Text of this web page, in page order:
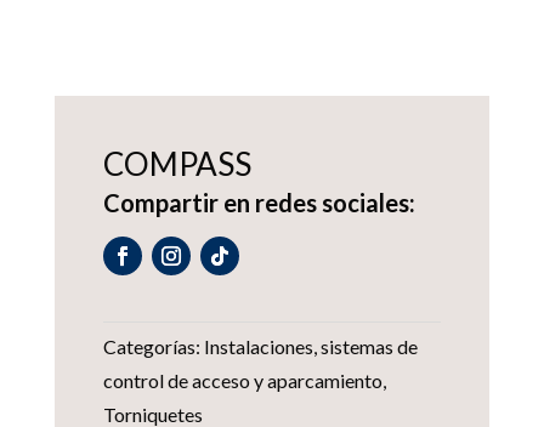
COMPASS
Compartir en redes sociales:
Categorías: Instalaciones,sistemas de
control de acceso y aparcamiento,
Torniquetes